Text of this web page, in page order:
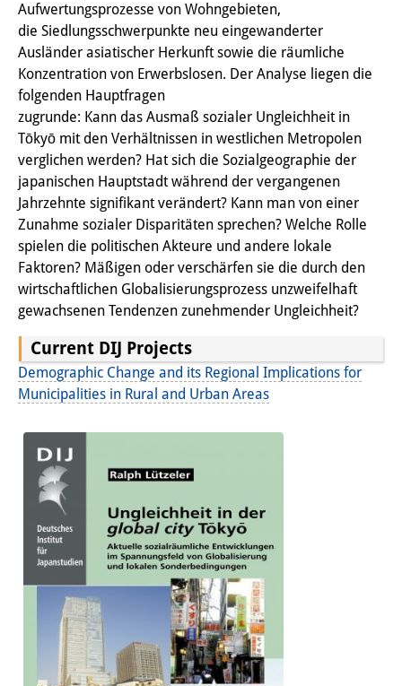
Individual projects
Previous Research Foci
Events
Events Overview
DIJ Forum
DIJ Study Group
Series of Lectures
Symposia and Conferences
Other Events
Publications
Publications Overview
Recent Publications
Contemporary Japan
DIJ Monograph Series
DIJ Working Papers
DIJ Newsletter
DIJ Videos
Aufwertungsprozesse von Wohngebieten,
die Siedlungsschwerpunkte neu eingewanderter
Ausländer asiatischer Herkunft sowie die räumliche
Konzentration von Erwerbslosen. Der Analyse liegen die
folgenden Hauptfragen
zugrunde: Kann das Ausmaß sozialer Ungleichheit in
Tōkyō mit den Verhältnissen in westlichen Metropolen
verglichen werden? Hat sich die Sozialgeographie der
japanischen Hauptstadt während der vergangenen
Jahrzehnte signifikant verändert? Kann man von einer
Zunahme sozialer Disparitäten sprechen? Welche Rolle
spielen die politischen Akteure und andere lokale
Faktoren? Mäßigen oder verschärfen sie die durch den
wirtschaftlichen Globalisierungsprozess unzweifelhaft
gewachsenen Tendenzen zunehmender Ungleichheit?
Current DIJ Projects
Demographic Change and its Regional Implications for
Municipalities in Rural and Urban Areas